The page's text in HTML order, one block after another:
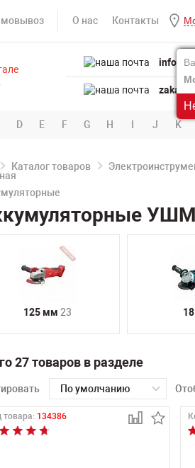
О нас Контакты
D E F G H I J K
Каталог товаров
УШМ
125 мм 23
27 товаров в разделе
По умолчанию
товара: 134386